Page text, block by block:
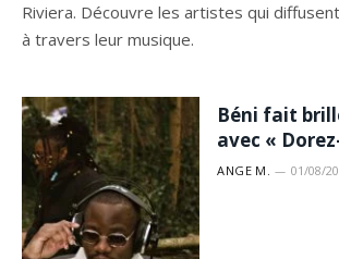
Riviera. Découvre les artistes qui
à travers leur musique.
Béni fait
avec «
ANGE M. 01/08/